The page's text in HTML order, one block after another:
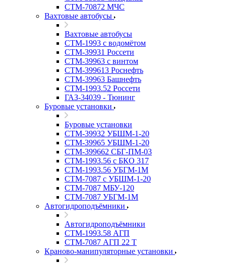
СТМ-70872 МЧС
Вахтовые автобусы
Вахтовые автобусы
СТМ-1993 с водомётом
СТМ-39931 Россети
СТМ-39963 с винтом
СТМ-399613 Роснефть
СТМ-39963 Башнефть
СТМ-1993.52 Россети
ГАЗ-34039 - Тюнинг
Буровые установки
Буровые установки
СТМ-39932 УБШМ-1-20
СТМ-39965 УБШМ-1-20
СТМ-399662 СБГ-ПМ-03
СТМ-1993.56 с БКО 317
СТМ-1993.56 УБГМ-1М
СТМ-7087 с УБШМ-1-20
СТМ-7087 МБУ-120
СТМ-7087 УБГМ-1М
Автогидроподъёмники
Автогидроподъёмники
СТМ-1993.58 АГП
СТМ-7087 АГП 22 Т
Краново-манипуляторные установки